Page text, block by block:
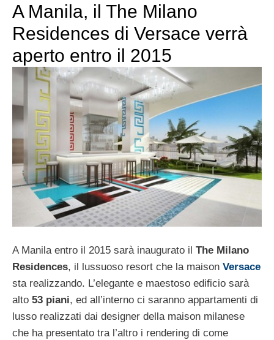
A Manila, il The Milano
Residences di Versace verrà
aperto entro il 2015
A Manila entro il 2015 sarà inaugurato il The Milano
Residences, il lussuoso resort che la maison Versace
sta realizzando. L’elegante e maestoso edificio sarà
alto 53 piani, ed all’interno ci saranno appartamenti di
lusso realizzati dai designer della maison milanese
che ha presentato tra l’altro i rendering di come